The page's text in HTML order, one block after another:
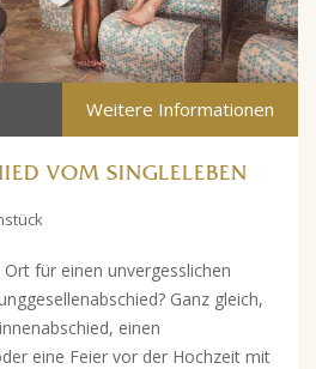
Weitere Informationen
VOM SINGLELEBEN
für einen unvergesslichen
Ganz gleich,
einen
eine Feier vor der Hochzeit mit